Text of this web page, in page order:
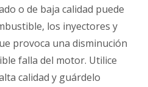
o de baja calidad puede
los inyectores y
provoca una disminución
falla del motor. Utilice
calidad y guárdelo